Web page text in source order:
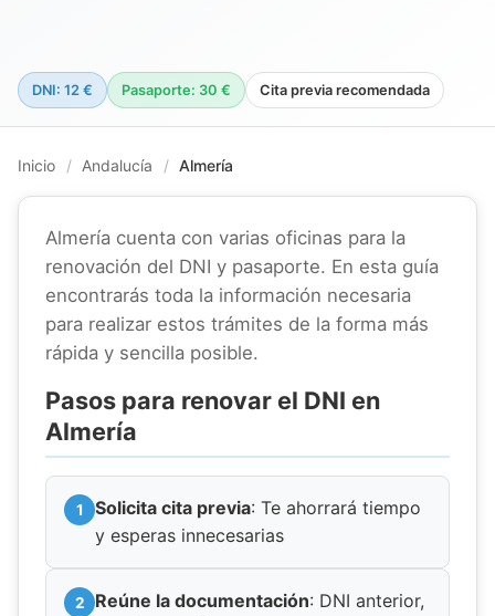
DNI: 12 € Pasaporte: 30 € Cita previa recomendada
Inicio / Andalucía / Almería
Almería cuenta con varias oficinas para la
renovación del DNI y pasaporte. En esta guía
encontrarás toda la información necesaria
para realizar estos trámites de la forma más
rápida y sencilla posible.
Pasos para renovar el DNI en
Almería
Solicita cita previa: Te ahorrará tiempo
y esperas innecesarias
Reúne la documentación: DNI anterior,